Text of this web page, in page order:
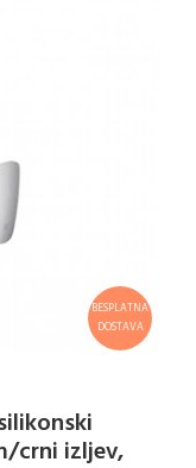
BESPLATNA
DOSTAVA
crni izljev,